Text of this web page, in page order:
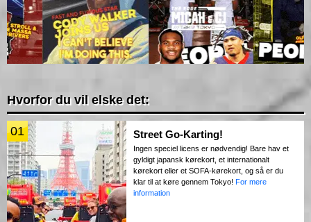
Hvorfor du vil elske det:
01 Street Go-Karting!
Ingen speciel licens er nødvendig! Bare hav et
gyldigt japansk kørekort, et internationalt
kørekort eller et SOFA-kørekort, og så er du
klar til at køre gennem Tokyo! For mere
information